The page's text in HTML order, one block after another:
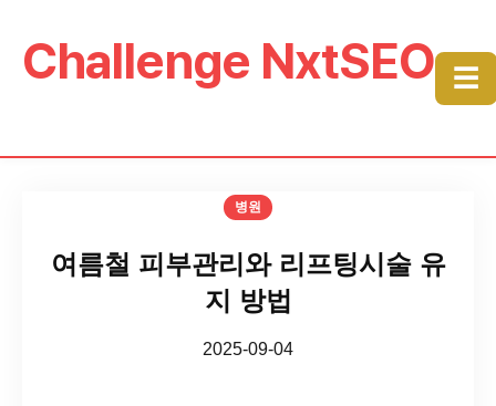
Challenge NxtSEO ☰
병원
여름철 피부관리와 리프팅시술 유
지 방법
2025-09-04